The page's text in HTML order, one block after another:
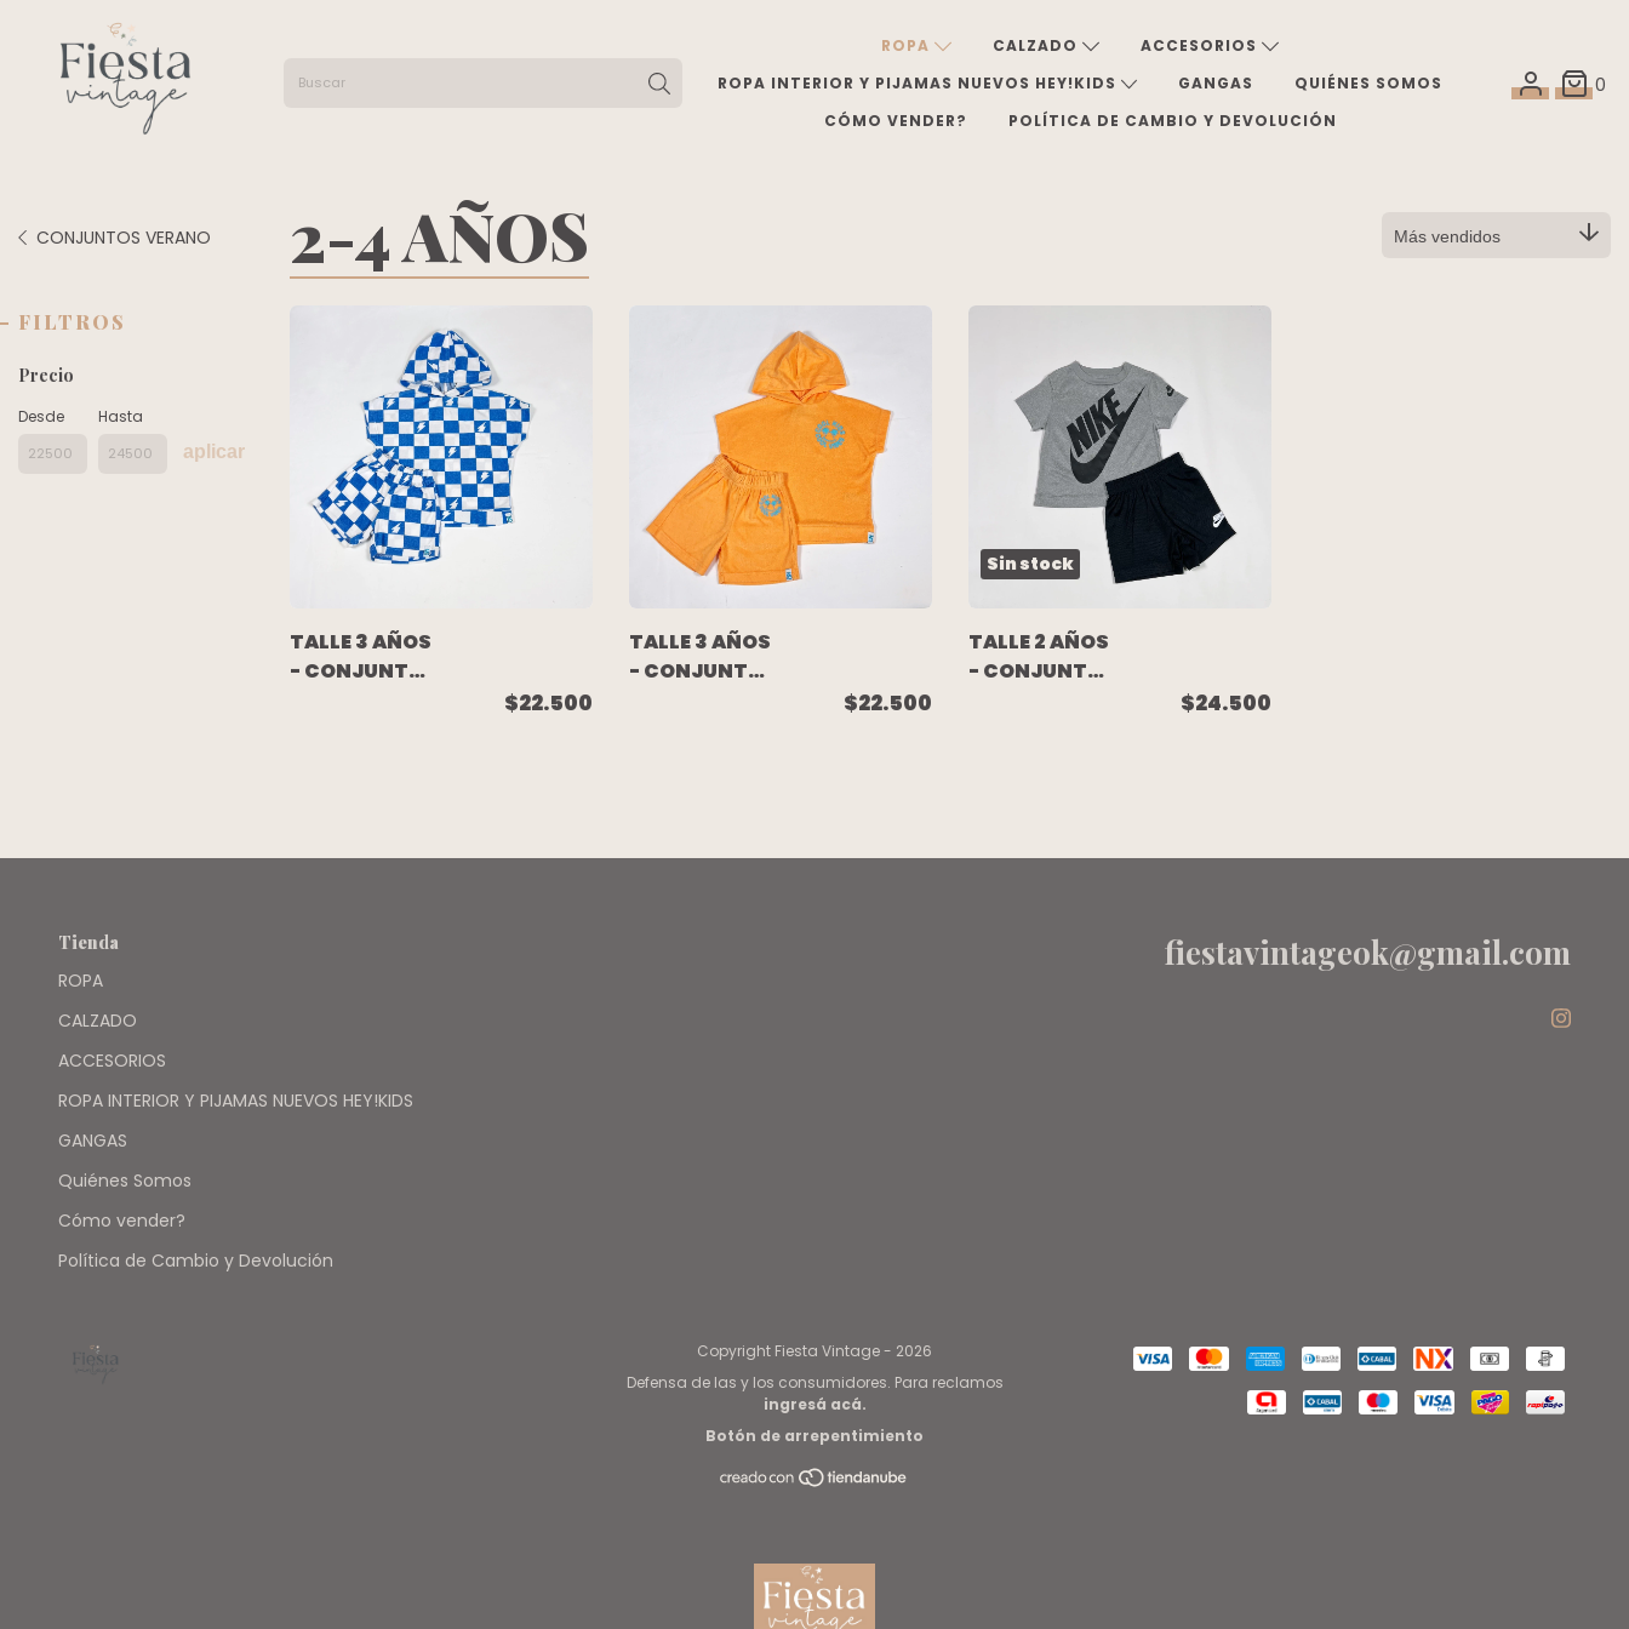
ROPA CALZADO
ACCESORIOS
ROPA INTERIOR Y PIJAMAS NUEVOS HEY!KIDS
GANGAS
QUIÉNES SOMOS
CÓMO VENDER?
POLÍTICA DE CAMBIO Y DEVOLUCIÓN
0
CONJUNTOS VERANO
FILTROS
Precio
Desde
Hasta
aplicar
2-4 AÑOS
TALLE 3 AÑOS
- CONJUNTO
$22.500
TALLE 3 AÑOS
- CONJUNTO
$22.500
Sin stock
TALLE 2 AÑOS
- CONJUNTO
$24.500
Tienda
ROPA
CALZADO
ACCESORIOS
ROPA INTERIOR Y PIJAMAS NUEVOS HEY!KIDS
GANGAS
Quiénes Somos
Cómo vender?
Política de Cambio y Devolución
fiestavintageok@gmail.com
Copyright Fiesta Vintage - 2026
Defensa de las y los consumidores. Para reclamos
ingresá acá.
Botón de arrepentimiento